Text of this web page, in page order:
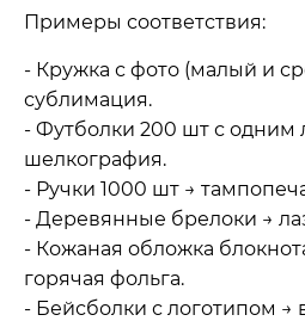
Примеры соответствия:
- Кружка с фото (малый и
сублимация.
- Футболки 200 шт с одним
шелкография.
- Ручки 1000 шт →
- Деревянные брелоки →
- Кожаная обложка
горячая фольга.
- Бейсболки с логотипом →